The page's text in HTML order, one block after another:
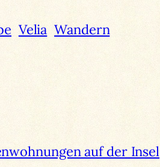
Velia Wandern
auf der Insel